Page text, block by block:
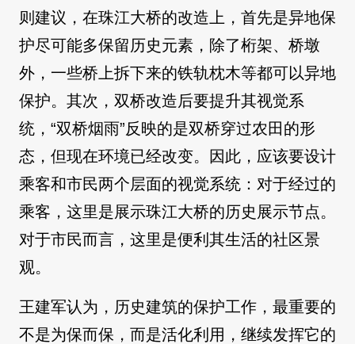
则建议，在珠江大桥的改造上，首先是异地保
护尽可能多保留历史元素，除了桁架、桥墩
外，一些桥上拆下来的铁轨枕木等都可以异地
保护。其次，双桥改造后要提升其视觉系
统，“双桥烟雨”反映的是双桥穿过农田的形
态，但现在环境已经改变。因此，应该要设计
乘客和市民两个层面的视觉系统：对于经过的
乘客，这里是展示珠江大桥的历史展示节点。
对于市民而言，这里是便利其生活的社区景
观。
王建军认为，历史建筑的保护工作，最重要的
不是为保而保，而是活化利用，继续发挥它的